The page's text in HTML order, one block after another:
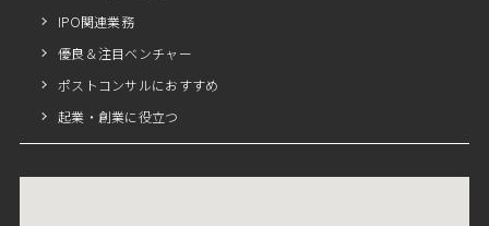
IPO関連業務
優良＆注目ベンチャー
ポストコンサルにおすすめ
起業・創業に役立つ